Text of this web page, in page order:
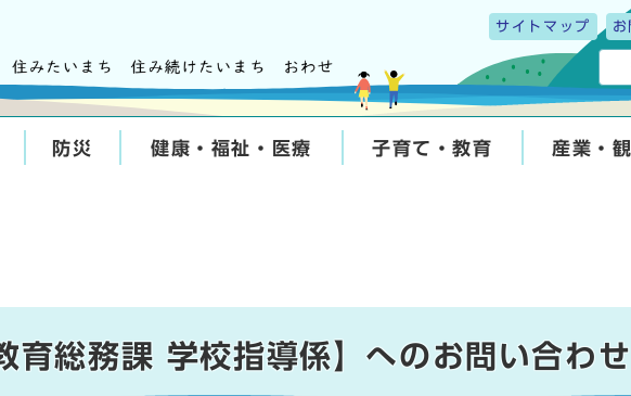
サイトマップ
防災 健康・福祉・医療 子育て・教育 産業・
育総務課 学校指導係】へのお問い合わせ